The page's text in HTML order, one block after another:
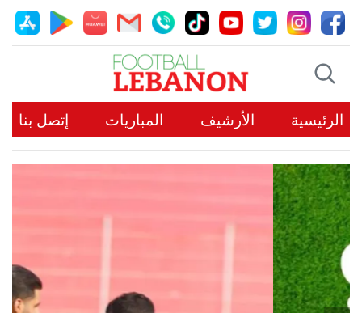
الرئيسية الأرشيف المباريات إتصل بنا